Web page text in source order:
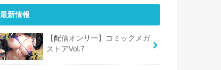
最新情報
【配信オンリー】コミックメガ
ストアVol.7